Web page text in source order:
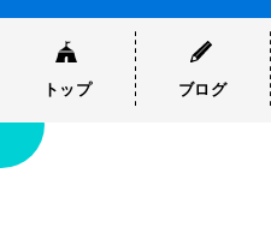
トップ ブログ